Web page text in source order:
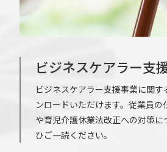
ビジネスケアラー支
ビジネスケアラー支援事業に関
ンロードいただけます。従業員
や育児介護休業法改正への対策
ひご一読ください。